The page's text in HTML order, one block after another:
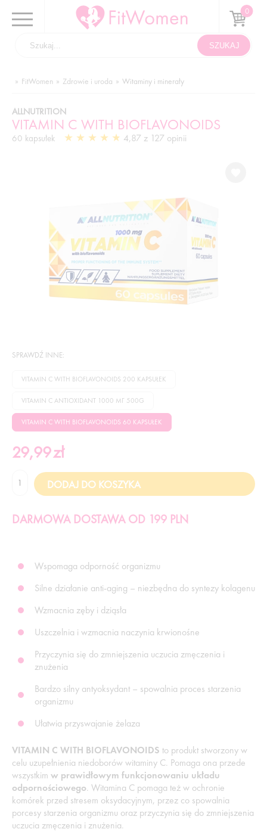
FitWomen Zdrowie i uroda Witaminy i minerały
VITAMIN C WITH BIOFLAVONOIDS
ALLNUTRITION
60 kapsułek 4,87 z 127 opinii
SPRAWDŹ INNE:
VITAMIN C WITH BIOFLAVONOIDS 200 KAPSUŁEK
VITAMIN C ANTIOXIDANT 1000 МГ 500G
VITAMIN C WITH BIOFLAVONOIDS 60 KAPSUŁEK
29,99zł
DARMOWA DOSTAWA OD 199 PLN
Wspomaga odporność organizmu
Silne działanie anti-aging – niezbędna do syntezy kolagenu
Wzmacnia zęby i dziąsła
Uszczelnia i wzmacnia naczynia krwionośne
Przyczynia się do zmniejszenia uczucia zmęczenia i
znużenia
Bardzo silny antyoksydant – spowalnia proces starzenia
organizmu
Ułatwia przyswajanie żelaza
VITAMIN C WITH BIOFLAVONOIDS to produkt stworzony w
celu uzupełnienia niedoborów witaminy C. Pomaga ona przede
wszystkim w prawidłowym funkcjonowaniu układu
odpornościowego. Witamina C pomaga też w ochronie
komórek przed stresem oksydacyjnym, przez co spowalnia
porcesy starzenia organizmu oraz przyczynia się do zmniejszenia
uczucia zmęczenia i znużenia.